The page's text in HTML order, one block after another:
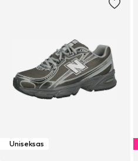
Uniseksas